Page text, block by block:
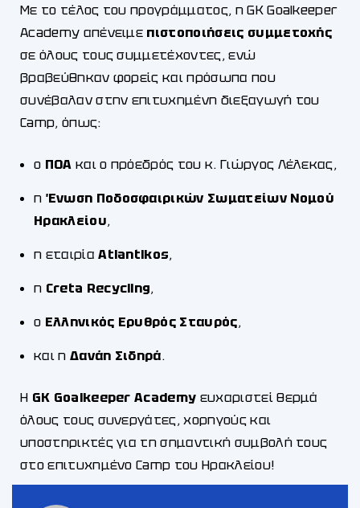
Με το τέλος του προγράμματος, η GK Goalkeeper
Academy απένειμε πιστοποιήσεις συμμετοχής
σε όλους τους συμμετέχοντες, ενώ
βραβεύθηκαν φορείς και πρόσωπα που
συνέβαλαν στην επιτυχημένη διεξαγωγή του
Camp, όπως:
ο ΠΟΑ και ο πρόεδρός του κ. Γιώργος Λέλεκας,
η Ένωση Ποδοσφαιρικών Σωματείων Νομού
Ηρακλείου,
η εταιρίαAtlantikos,
η Creta Recycling,
ο Ελληνικός Ερυθρός Σταυρός,
και η Δανάη Σιδηρά.
Η GK Goalkeeper Academy ευχαριστεί θερμά
όλους τους συνεργάτες, χορηγούς και
υποστηρικτές για τη σημαντική συμβολή τους
στο επιτυχημένο Camp του Ηρακλείου!